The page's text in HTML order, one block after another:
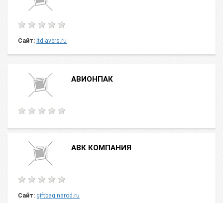
Сайт: ltd-avers.ru
АВИОНПАК
АВК КОМПАНИЯ
Сайт: giftbag.narod.ru